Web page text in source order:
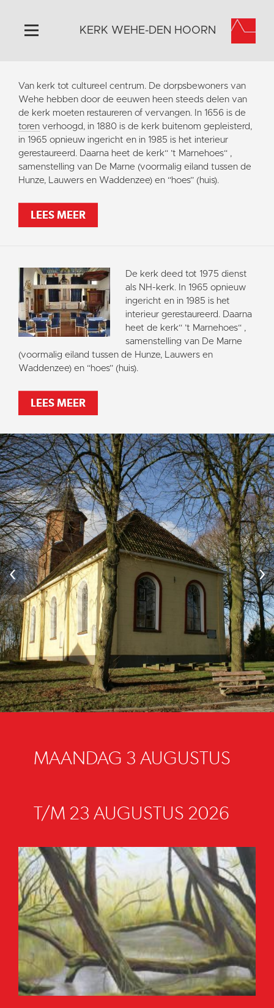
Home
Algemeen
Historie
Omgeving
Activiteiten
Steun ons
Contact
Vaktaal
KERK WEHE-DEN HOORN
Van kerk tot cultureel centrum. De dorpsbewoners van
Wehe hebben door de eeuwen heen steeds delen van
de kerk moeten restaureren of vervangen. In 1656 is de
toren verhoogd, in 1880 is de kerk buitenom gepleisterd,
in 1965 opnieuw ingericht en in 1985 is het interieur
gerestaureerd. Daarna heet de kerk“ ’t Marnehoes“ ,
samenstelling van De Marne (voormalig eiland tussen de
Hunze, Lauwers en Waddenzee) en “hoes” (huis).
LEES MEER
De kerk deed tot 1975 dienst
als NH-kerk. In 1965 opnieuw
ingericht en in 1985 is het
interieur gerestaureerd. Daarna
heet de kerk“ ’t Marnehoes“ ,
samenstelling van De Marne
(voormalig eiland tussen de Hunze, Lauwers en
Waddenzee) en “hoes” (huis).
LEES MEER
‹ ›
MAANDAG 3 AUGUSTUS
T/M 23 AUGUSTUS 2026